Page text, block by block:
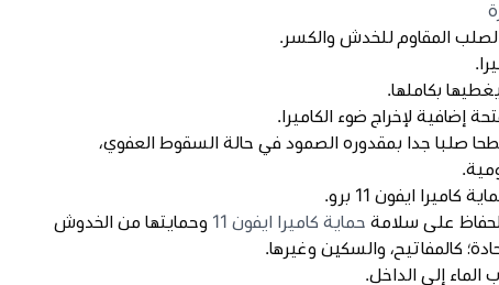
المقاوم للخدش والكسر.
بكاملها.
جدا بمقدوره الصمود في حالة السقوط العفوي،
ايفون 11 برو.
على سلامة حماية كاميرا ايفون 11
وحمايتها من الخدوش
كالمفاتيح، والسكين وغيرها.
إلى الداخل.